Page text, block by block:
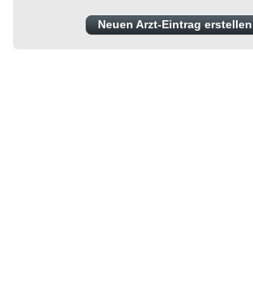
Neuen Arzt-Eintrag erstellen